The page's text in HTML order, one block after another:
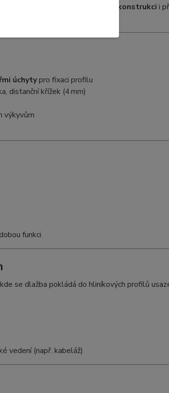
rovnou a tichou terasovou konstrukci i
úchytypro fixaci profilu
distanční křížek (4 mm)
výkyvům
funkci
se dlažba pokládá do hliníkových profilů
vedení (např. kabeláž)